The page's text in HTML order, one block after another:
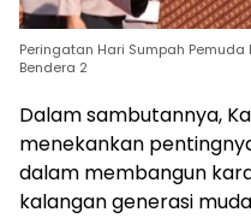
Peringatan Hari Sumpah
Bendera 2
Dalam sambutannya,
menekankan
dalam membangun
kalangan generasi